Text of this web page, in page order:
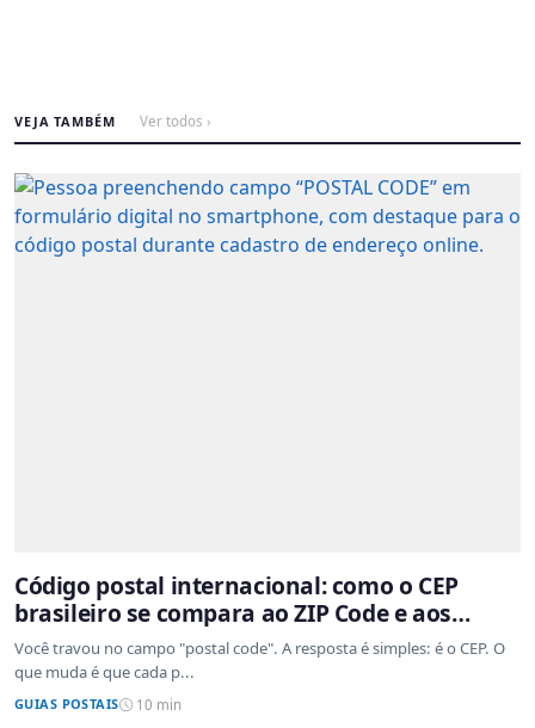
VEJA TAMBÉM Ver todos ›
Código postal internacional: como o CEP
brasileiro se compara ao ZIP Code e aos
sistemas de outros países
Você travou no campo "postal code". A resposta é simples: é o CEP. O
que muda é que cada p...
GUIAS POSTAIS 10 min